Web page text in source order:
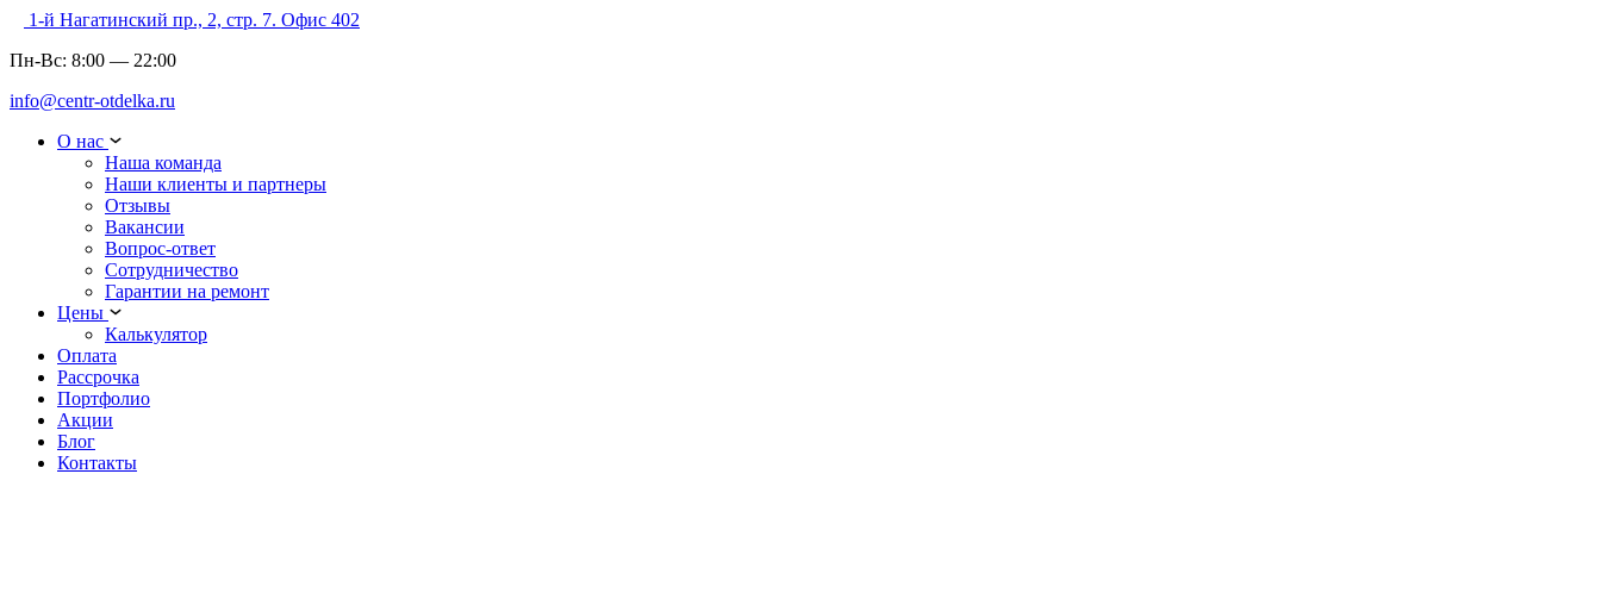
1-й Нагатинский пр., 2, стр. 7. Офис 402
Пн-Вс: 8:00 — 22:00
info@centr-otdelka.ru
О нас
Наша команда
Наши клиенты и партнеры
Отзывы
Вакансии
Вопрос-ответ
Сотрудничество
Гарантии на ремонт
Цены
Калькулятор
Оплата
Рассрочка
Портфолио
Акции
Блог
Контакты